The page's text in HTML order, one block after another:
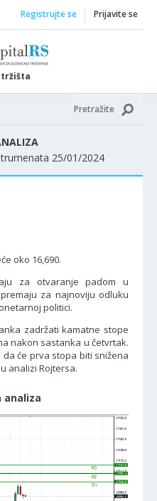
Registrujte se Prijavite se
Pretražite
25/01/2024
oko 16,690.
za otvaranje padom u
za najnoviju odluku
politici.
zadržati kamatne stope
nakon sastanka u četvrtak.
će prva stopa biti snižena
analizi Rojtersa.
analiza